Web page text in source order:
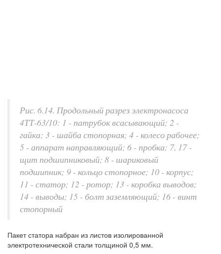
Рис. 6.14. Продольный разрез электронасоса
4ТТ-63/10: 1 - патрубок всасывающий; 2 -
гайка; 3 - шайба стопорная; 4 - колесо рабочее;
5 - аппарат направляющий; 6 - пробка; 7, 17 -
щит подшипниковый; 8 - шариковый
подшипник; 9 - кольцо стопорное; 10 - корпус;
11 - статор; 12 - ротор; 13 - коробка выводов;
14 - выводы; 15 - болт заземляющий; 16 - винт
стопорный
Пакет статора набран из листов изолированной
электротехнической стали толщиной 0,5 мм.